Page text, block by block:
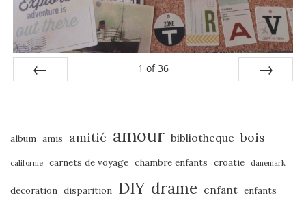
1 of 36
album amis amitié amour bibliotheque bois
californie carnets de voyage chambre enfants croatie danemark
decoration disparition DIY drame enfant enfants